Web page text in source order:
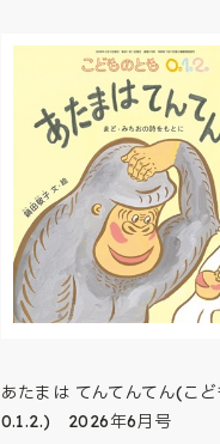
あたまは てんてんてん(こ
0.1.2.) 2026年6月号